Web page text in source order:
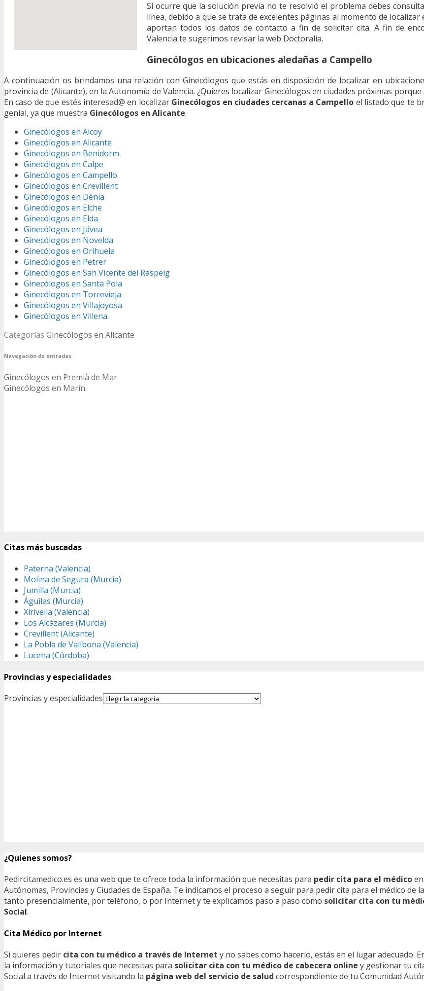
Si ocurre que la solución previa no te resolvió el problema debes
línea, debido a que se trata de excelentes páginas al momento de localizar
aportan todos los datos de contacto a fin de solicitar cita. A fin de
Valencia te sugerimos revisar la web Doctoralia.
Ginecólogos en ubicaciones aledañas a Campello
A continuación os brindamos una relación con Ginecólogos que estás en disposición de localizar en
provincia de (Alicante), en la Autonomía de Valencia. ¿Quieres localizar Ginecólogos en ciudades próximas
En caso de que estés interesad@ en localizar Ginecólogos en ciudades cercanas a Campello el listado que te
genial, ya que muestra Ginecólogos en Alicante.
Ginecólogos en Alcoy
Ginecólogos en Alicante
Ginecólogos en Benidorm
Ginecólogos en Calpe
Ginecólogos en Campello
Ginecólogos en Crevillent
Ginecólogos en Dénia
Ginecólogos en Elche
Ginecólogos en Elda
Ginecólogos en Jávea
Ginecólogos en Novelda
Ginecólogos en Orihuela
Ginecólogos en Petrer
Ginecólogos en San Vicente del Raspeig
Ginecólogos en Santa Pola
Ginecólogos en Torrevieja
Ginecólogos en Villajoyosa
Ginecólogos en Villena
Categorías Ginecólogos en Alicante
Navegación de entradas
Ginecólogos en Premià de Mar
Ginecólogos en Marín
Citas más buscadas
Paterna (Valencia)
Molina de Segura (Murcia)
Jumilla (Murcia)
Águilas (Murcia)
Xirivella (Valencia)
Los Alcázares (Murcia)
Crevillent (Alicante)
La Pobla de Vallbona (Valencia)
Lucena (Córdoba)
Provincias y especialidades
Provincias y especialidades
¿Quienes somos?
Pedircitamedico.es es una web que te ofrece toda la información que necesitas para pedir cita para el médico
Autónomas, Provincias y Ciudades de España. Te indicamos el proceso a seguir para pedir cita para el médico de
tanto presencialmente, por teléfono, o por Internet y te explicamos paso a paso como solicitar cita con tu
Social.
Cita Médico por Internet
Si quieres pedir cita con tu médico a través de Internet y no sabes como hacerlo, estás en el lugar adecuado.
la información y tutoriales que necesitas para solicitar cita con tu médico de cabecera online y gestionar tu
Social a través de Internet visitando la página web del servicio de salud correspondiente de tu Comunidad